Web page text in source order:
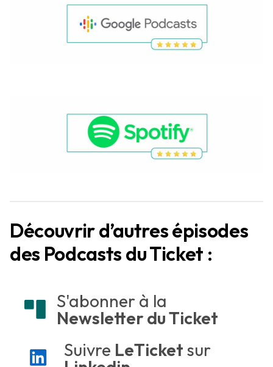
Découvrir d’autres épisodes
des Podcasts du Ticket :
S'abonner à la
Newsletter du Ticket
Suivre LeTicket sur